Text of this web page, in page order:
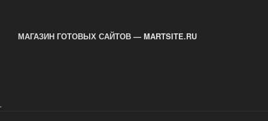
МАГАЗИН ГОТОВЫХ САЙТОВ — MARTSITE.RU
.